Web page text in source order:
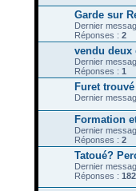
Garde sur
Dernier
Réponses : 2
vendu deux
Dernier
Réponses : 1
Furet
Dernier
Formation
Dernier
Réponses : 2
Tatoué?
Dernier
Réponses : 182